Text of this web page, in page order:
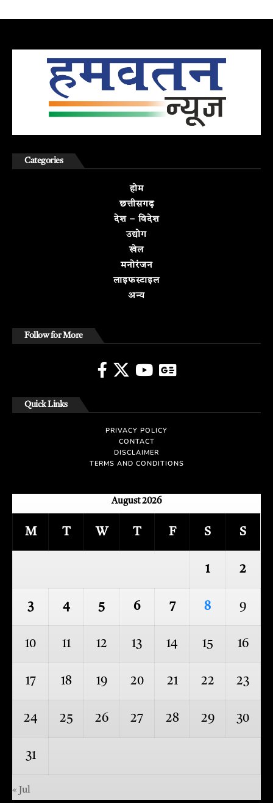
Categories
होम
छत्तीसगढ़
देश – विदेश
उद्योग
खेल
मनोरंजन
लाइफस्टाइल
अन्य
Follow for More
Quick Links
PRIVACY POLICY
CONTACT
DISCLAIMER
TERMS AND CONDITIONS
August 2026
M T W T F S S
1 2
3 4 5 6 7 8 9
10 11 12 13 14 15 16
17 18 19 20 21 22 23
24 25 26 27 28 29 30
31
« Jul